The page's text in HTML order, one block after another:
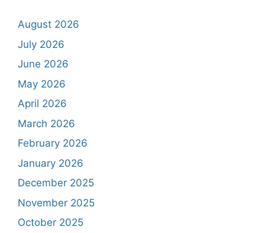
August 2026
July 2026
June 2026
May 2026
April 2026
March 2026
February 2026
January 2026
December 2025
November 2025
October 2025